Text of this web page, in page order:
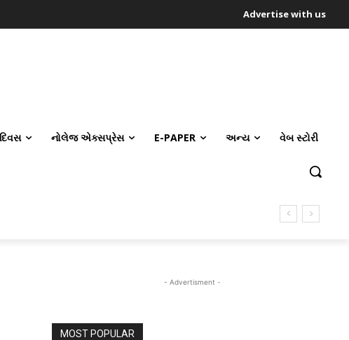
Advertise with us
નોલેજ એક્સપ્રેસ E-PAPER અન્ય વેબ સ્ટોરી
- Advertisment -
MOST POPULAR